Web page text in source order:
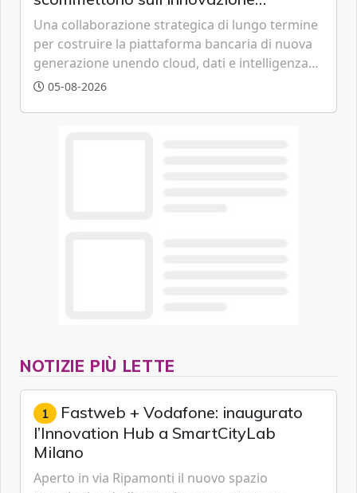
tecnologica
Una collaborazione strategica di lungo termine
per costruire la piattaforma bancaria di nuova
generazione unendo cloud, dati e intelligenza
artificiale.
05-08-2026
NOTIZIE PIÙ LETTE
1 Fastweb + Vodafone: inaugurato
l’Innovation Hub a SmartCityLab
Milano
Aperto in via Ripamonti il nuovo spazio